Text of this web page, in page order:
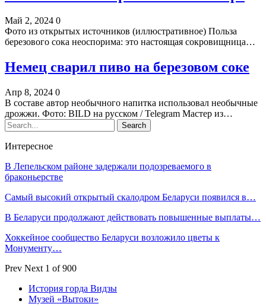
Май 2, 2024 0
Фото из открытых источников (иллюстративное) Польза
березового сока неоспорима: это настоящая сокровищница…
Немец сварил пиво на березовом соке
Апр 8, 2024 0
В составе автор необычного напитка использовал необычные
дрожжи. Фото: BILD на русском / Telegram Мастер из…
Интересное
В Лепельском районе задержали подозреваемого в
браконьерстве
Самый высокий открытый скалодром Беларуси появился в…
В Беларуси продолжают действовать повышенные выплаты…
Хоккейное сообщество Беларуси возложило цветы к
Монументу…
Prev Next 1 of 900
История горда Видзы
Музей «Вытоки»